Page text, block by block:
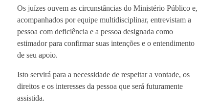
Os juízes ouvem as circunstâncias do Ministério Público e,
acompanhados por equipe multidisciplinar, entrevistam a
pessoa com deficiência e a pessoa designada como
estimador para confirmar suas intenções e o entendimento
de seu apoio.
Isto servirá para a necessidade de respeitar a vontade, os
direitos e os interesses da pessoa que será futuramente
assistida.